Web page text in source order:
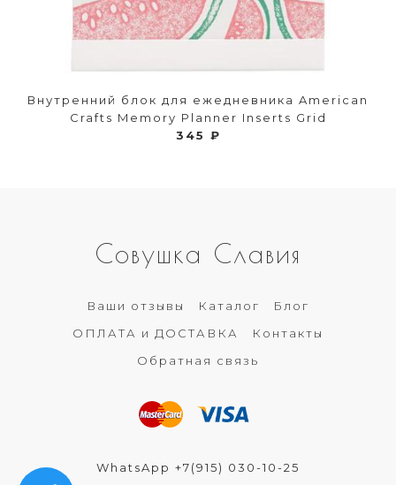
Внутренний блок для ежедневника American
Crafts Memory Planner Inserts Grid
345 ₽
Совушка Славия
Ваши отзывы Каталог
Блог
ОПЛАТА и ДОСТАВКА
Контакты
Обратная связь
WhatsApp +7(915) 030-10-25